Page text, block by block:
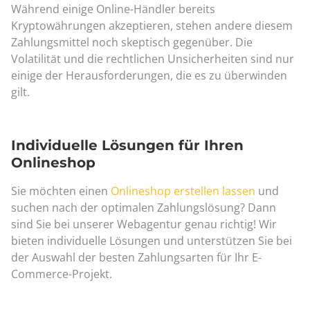
Während einige Online-Händler bereits
Kryptowährungen akzeptieren, stehen andere diesem
Zahlungsmittel noch skeptisch gegenüber. Die
Volatilität und die rechtlichen Unsicherheiten sind nur
einige der Herausforderungen, die es zu überwinden
gilt.
Individuelle Lösungen für Ihren
Onlineshop
Sie möchten einen Onlineshop erstellen lassen und
suchen nach der optimalen Zahlungslösung? Dann
sind Sie bei unserer Webagentur genau richtig! Wir
bieten individuelle Lösungen und unterstützen Sie bei
der Auswahl der besten Zahlungsarten für Ihr E-
Commerce-Projekt.